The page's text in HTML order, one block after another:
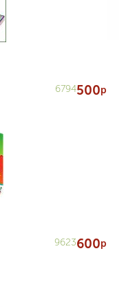
6794500р
9623600р